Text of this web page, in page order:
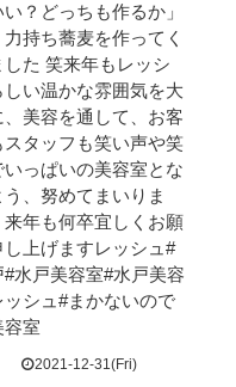
い？どっちも作るか」
力持ち蕎麦を作ってく
した 笑⁡来年もレッシ
しい温かな雰囲気を大
、⁡美容を通して、お客
スタッフも笑い声や笑
いっぱいの美容室とな
う、努めてまいりま
来年も何卒宜しくお願
し上げます⁡レッシュ⁡⁡⁡#
#水戸美容室#水戸美容
ッシュ#まかないので
容室
2021-12-31(Fri)